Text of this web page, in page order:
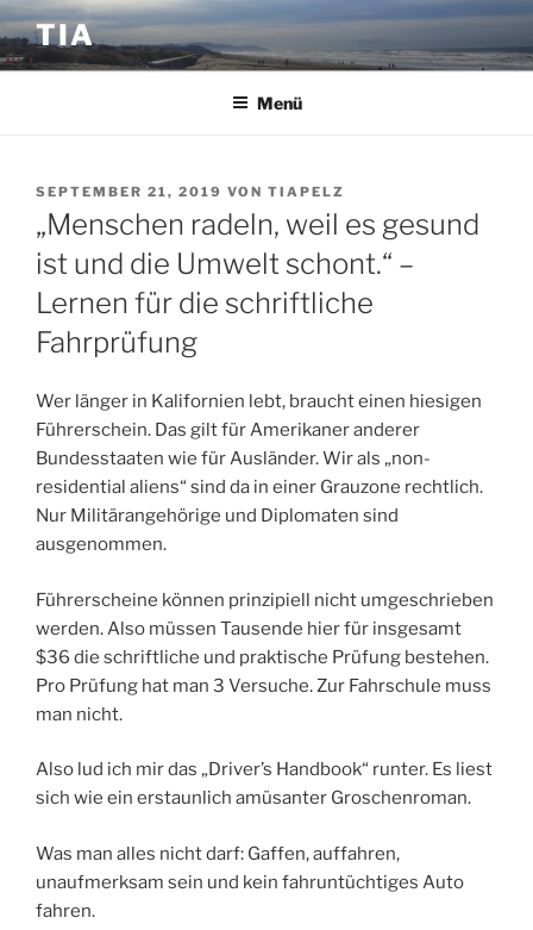
Zum
Inhalt
springen
TIA
Menü
VERÖFFENTLICHT
AM
SEPTEMBER 21, 2019 VON TIAPELZ
„Menschen radeln, weil es gesund
ist und die Umwelt schont.“ –
Lernen für die schriftliche
Fahrprüfung
Wer länger in Kalifornien lebt, braucht einen hiesigen
Führerschein. Das gilt für Amerikaner anderer
Bundesstaaten wie für Ausländer. Wir als „non-
residential aliens“ sind da in einer Grauzone rechtlich.
Nur Militärangehörige und Diplomaten sind
ausgenommen.
Führerscheine können prinzipiell nicht umgeschrieben
werden. Also müssen Tausende hier für insgesamt
$36 die schriftliche und praktische Prüfung bestehen.
Pro Prüfung hat man 3 Versuche. Zur Fahrschule muss
man nicht.
Also lud ich mir das „Driver’s Handbook“ runter. Es liest
sich wie ein erstaunlich amüsanter Groschenroman.
Was man alles nicht darf: Gaffen, auffahren,
unaufmerksam sein und kein fahruntüchtiges Auto
fahren.